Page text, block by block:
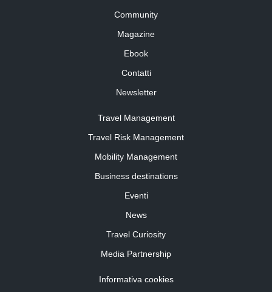
Community
Magazine
Ebook
Contatti
Newsletter
Travel Management
Travel Risk Management
Mobility Management
Business destinations
Eventi
News
Travel Curiosity
Media Partnership
Informativa cookies